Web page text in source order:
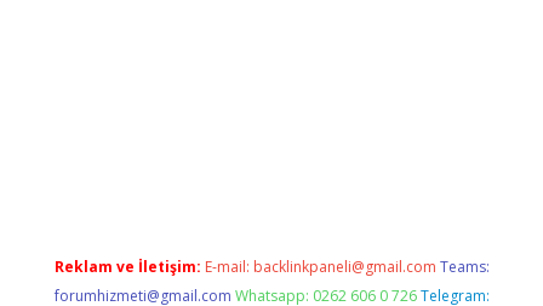
Reklam ve İletişim: E-mail: backlinkpaneli@gmail.com Teams:
forumhizmeti@gmail.com Whatsapp: 0262 606 0 726 Telegram: